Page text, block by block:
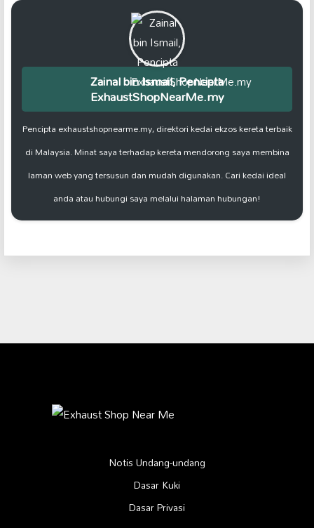
Zainal bin Ismail, Pencipta
ExhaustShopNearMe.my
Pencipta exhaustshopnearme.my, direktori kedai ekzos kereta terbaik
di Malaysia. Minat saya terhadap kereta mendorong saya membina
laman web yang tersusun dan mudah digunakan. Cari kedai ideal
anda atau hubungi saya melalui halaman hubungan!
Notis Undang-undang
Dasar Kuki
Dasar Privasi